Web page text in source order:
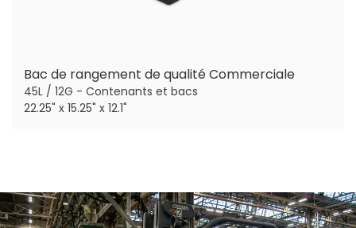
Bac de rangement de qualité Commerciale
45L / 12G - Contenants et bacs
22.25" x 15.25" x 12.1"